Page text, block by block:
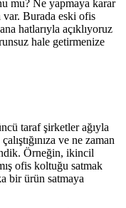
mu? Ne yapmaya karar
var. Burada eski ofis
hatlarıyla açıklıyoruz
hale getirmenize
taraf şirketler ağıyla
ve ne zaman
Örneğin, ikincil
ofis koltuğu satmak
bir ürün satmaya